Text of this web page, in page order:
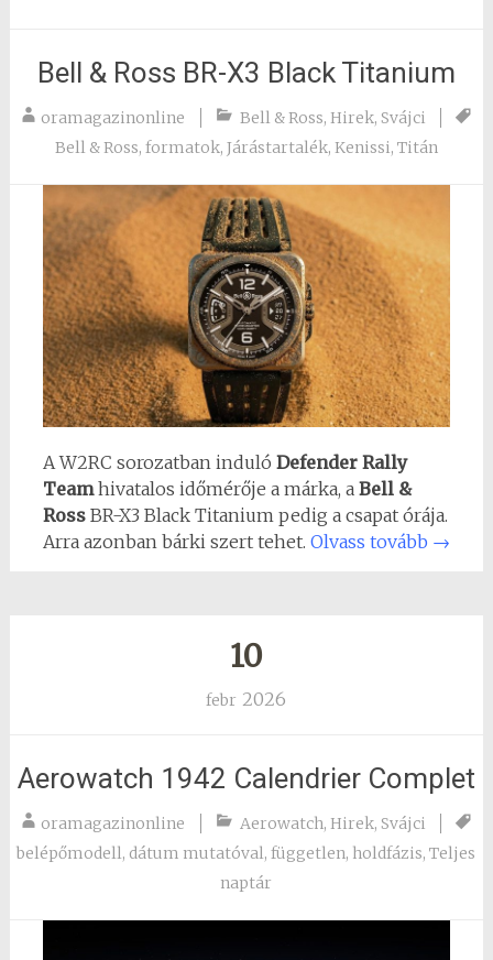
Bell & Ross BR-X3 Black Titanium
oramagazinonline Bell & Ross, Hirek, Svájci
Bell & Ross, formatok, Járástartalék, Kenissi, Titán
A W2RC sorozatban induló Defender Rally
Team hivatalos időmérője a márka, a Bell &
RossBR-X3 Black Titanium pedig a csapat órája.
Arra azonban bárki szert tehet. Olvass tovább →
10
febr 2026
Aerowatch 1942 Calendrier Complet
oramagazinonline Aerowatch, Hirek, Svájci
belépőmodell, dátum mutatóval,független, holdfázis,Teljes
naptár